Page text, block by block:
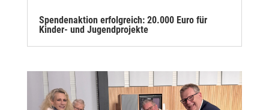
Spendenaktion erfolgreich: 20.000 Euro für
Kinder- und Jugendprojekte